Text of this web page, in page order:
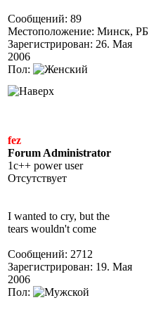
Сообщений: 89
Местоположение: Минск, РБ
Зарегистрирован: 26. Мая
2006
Пол:
fez
Forum Administrator
1c++ power user
Отсутствует
I wanted to cry, but the
tears wouldn't come
Сообщений: 2712
Зарегистрирован: 19. Мая
2006
Пол: